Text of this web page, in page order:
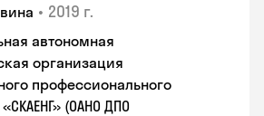
• 2019 г.
автономная
организация
профессионального
(ОАНО ДПО